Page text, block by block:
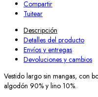
Compartir
Tuitear
Descripción
Detalles del producto
Envíos y entregas
Devoluciones y cambios
Vestido largo sin mangas, con
algodón 90% y lino 10%.